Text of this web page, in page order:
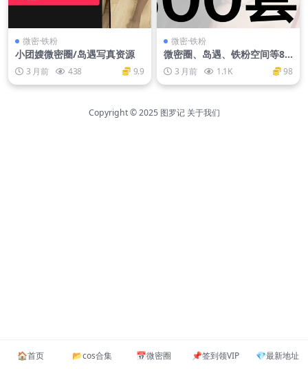
微密·铁粉
小团嫂微密圈/岛遇写真资源
3 月前 438 9.9
微密·铁粉
微密圈、岛遇、铁粉空间等80
0套+网红大合集
3 月前 1.1K 98
Copyright © 2025 图罗记 关于我们
🏠️首页 📂cos合集 📅微密圈 📌签到领VIP 💎最新地址